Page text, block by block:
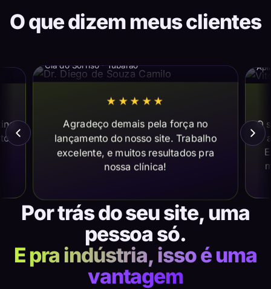
O que dizem meus clientes
Cia do Sorriso · Tubarão
★★★★★
Agradeço demais pela força no
lançamento do nosso site. Trabalho
excelente, e muitos resultados pra
nossa clínica!
O
Por trás do seu site, uma
pessoa só.
E pra indústria, isso é uma
vantagem